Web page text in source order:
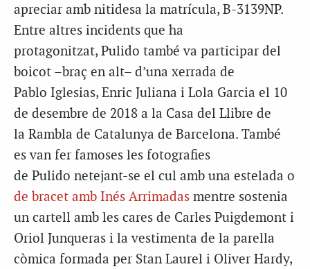
apreciar amb nitidesa la matrícula, B-3139NP.
Entre altres incidents que ha
protagonitzat, Pulido també va participar del
boicot –braç en alt– d’una xerrada de
Pablo Iglesias, Enric Juliana i Lola Garcia el 10
de desembre de 2018 a la Casa del Llibre de
la Rambla de Catalunya de Barcelona. També
es van fer famoses les fotografies
de Pulido netejant-se el cul amb una estelada o
de bracet amb Inés Arrimadas mentre sostenia
un cartell amb les cares de Carles Puigdemont i
Oriol Junqueras i la vestimenta de la parella
còmica formada per Stan Laurel i Oliver Hardy,